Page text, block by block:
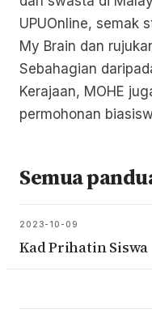
UPUOnline, semak
My Brain dan
Sebahagian
Kerajaan, MOHE
permohonan
Semua
Kad Prihatin Siswa
2023-10-09